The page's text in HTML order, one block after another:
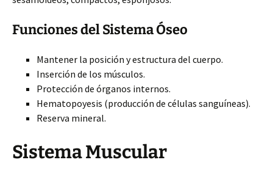
Funciones del Sistema Óseo
Mantener la posición y estructura del cuerpo.
Inserción de los músculos.
Protección de órganos internos.
Hematopoyesis (producción de células sanguíneas).
Reserva mineral.
Sistema Muscular